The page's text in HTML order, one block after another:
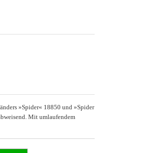
»Spider« 18850 und »Spider
Mit umlaufendem